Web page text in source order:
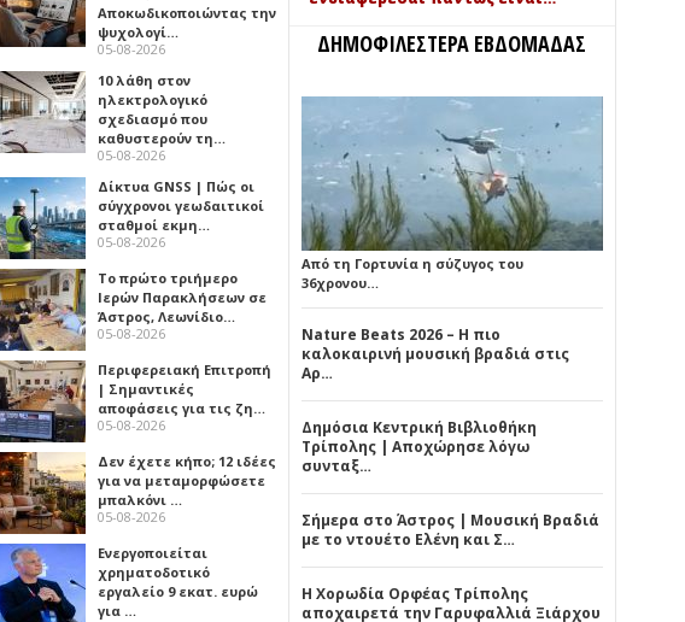
Αποκωδικοποιώντας την
ψυχολογί…
05-08-2026
10 λάθη στον
ηλεκτρολογικό
σχεδιασμό που
καθυστερούν τη…
05-08-2026
Δίκτυα GNSS | Πώς οι
σύγχρονοι γεωδαιτικοί
σταθμοί εκμη…
05-08-2026
Το πρώτο τριήμερο
Ιερών Παρακλήσεων σε
Άστρος, Λεωνίδιο…
05-08-2026
Περιφερειακή Επιτροπή
| Σημαντικές
αποφάσεις για τις ζη…
05-08-2026
Δεν έχετε κήπο; 12 ιδέες
για να μεταμορφώσετε
μπαλκόνι …
05-08-2026
Ενεργοποιείται
χρηματοδοτικό
εργαλείο 9 εκατ. ευρώ
για …
ΔΗΜΟΦΙΛΕΣΤΕΡΑ ΕΒΔΟΜΑΔΑΣ
Από τη Γορτυνία η σύζυγος του
36χρονου…
Nature Beats 2026 – Η πιο
καλοκαιρινή μουσική βραδιά στις
Αρ…
Δημόσια Κεντρική Βιβλιοθήκη
Τρίπολης | Αποχώρησε λόγω
συνταξ…
Σήμερα στο Άστρος | Μουσική Βραδιά
με το ντουέτο Ελένη και Σ…
Η Χορωδία Ορφέας Τρίπολης
αποχαιρετά την Γαρυφαλλιά Ξιάρχου